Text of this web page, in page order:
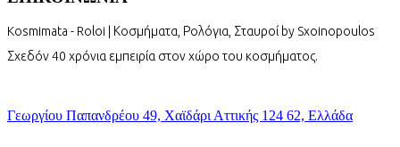
Kosmimata - Roloi | Κοσμήματα, Ρολόγια, Σταυροί by Sxoinopoulos
Σχεδόν 40 χρόνια εμπειρία στον χώρο του κοσμήματος.
Γεωργίου Παπανδρέου 49, Χαϊδάρι Αττικής 124 62, Ελλάδα